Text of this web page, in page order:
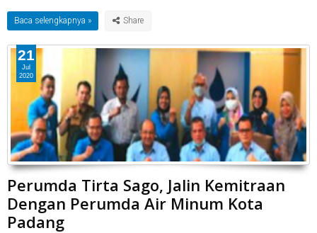
Baca selengkapnya »
Perumda Tirta Sago, Jalin Kemitraan
Dengan Perumda Air Minum Kota
Padang
21
Jul
2020